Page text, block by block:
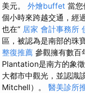
美元。 外燴buffet 當您
個小時來跨越交通，經
也在“ 居家 會計事務所
區，被認為是南部的珠
整復推薦 參觀擁有數百
Plantation是南方的象
大都市中觀光，並認識
Mitchell）。 醫美診所